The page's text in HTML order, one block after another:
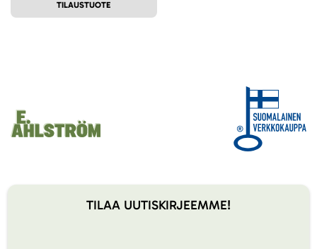
TILAUSTUOTE
TILAA UUTISKIRJEEMME!